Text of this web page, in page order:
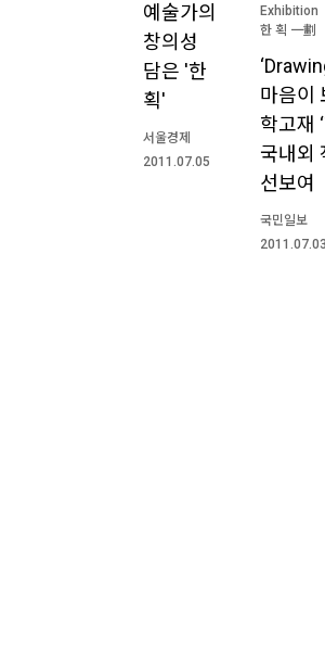
예술가의
창의성
담은 '한
획'
서울경제
2011.07.05
Exhibition
한 획 一劃
마음이
학고재
국내외
선보여
국민일보